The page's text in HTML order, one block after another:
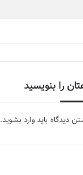
را بنویسید
دیدگاه باید وارد بشوید.